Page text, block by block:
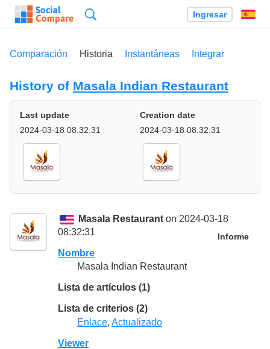
Ingresar
Comparación Historia Instantáneas Integrar
History of Masala Indian Restaurant
Last update
2024-03-18 08:32:31
Creation date
2024-03-18 08:32:31
Masala Restaurant on 2024-03-18
08:32:31
Informe
Nombre
Masala Indian Restaurant
Lista de artículos (1)
Lista de criterios (2)
Enlace, Actualizado
Viewer